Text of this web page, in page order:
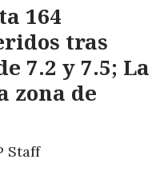
164
tras
7.2 y 7.5; La
zona de
Staff